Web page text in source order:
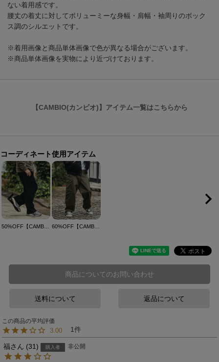
ない着用感です。
腰丈の着丈に対してボリューミーな身幅・肩幅・袖周りのボック
ス調のシルエットです。
※着用画像と商品単体画像で色が異なる場合がございます。
※商品単体画像を実物により近づけております。
【CAMBIO(カンビオ)】アイテム一覧はこちらから
コーディネート使用アイテム
商品についてのお問い合わせ
送料について 返品について
3.00 1
福 31 購入者 非公開